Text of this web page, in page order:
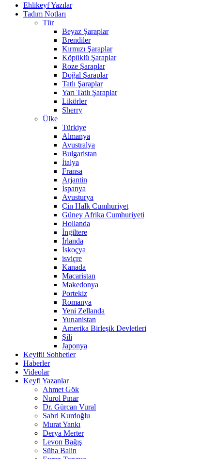
Ehlikeyf Yazılar
Tadım Notları
Tür
Beyaz Şaraplar
Brendiler
Kırmızı Şaraplar
Köpüklü Şaraplar
Roze Şaraplar
Doğal Şaraplar
Tatlı Şaraplar
Yarı Tatlı Şaraplar
Likörler
Sherry
Ülke
Türkiye
Almanya
Avustralya
Bulgaristan
İtalya
Fransa
Arjantin
İspanya
Avusturya
Çin Halk Cumhuriyet
Güney Afrika Cumhuriyeti
Hollanda
İngiltere
İrlanda
İskoçya
isviçre
Kanada
Macaristan
Makedonya
Portekiz
Romanya
Yeni Zellanda
Yunanistan
Amerika Birleşik Devletleri
Şili
Japonya
Keyifli Sohbetler
Haberler
Videolar
Keyfi Yazanlar
Ahmet Gök
Nurol Pınar
Dr. Gürcan Vural
Sabri Kurdoğlu
Murat Yankı
Derya Merter
Levon Bağış
Süha Balin